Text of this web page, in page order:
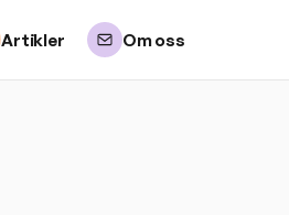
Artikler Om oss